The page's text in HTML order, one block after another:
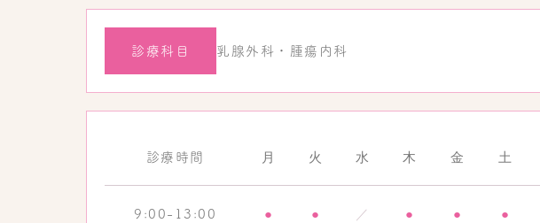
診療科目 乳腺外科・腫瘍内科
診療時間 月 火 水 木 金 土
9:00-13:00 ● ● ／ ● ● ●